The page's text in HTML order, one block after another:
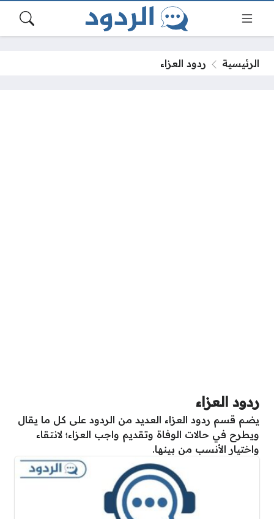
الرئيسية ردود العزاء
ردود العزاء
يضم قسم ردود العزاء العديد من الردود على كل ما يقال
ويطرح في حالات الوفاة وتقديم واجب العزاء؛ لانتقاء
واختيار الأنسب من بينها.